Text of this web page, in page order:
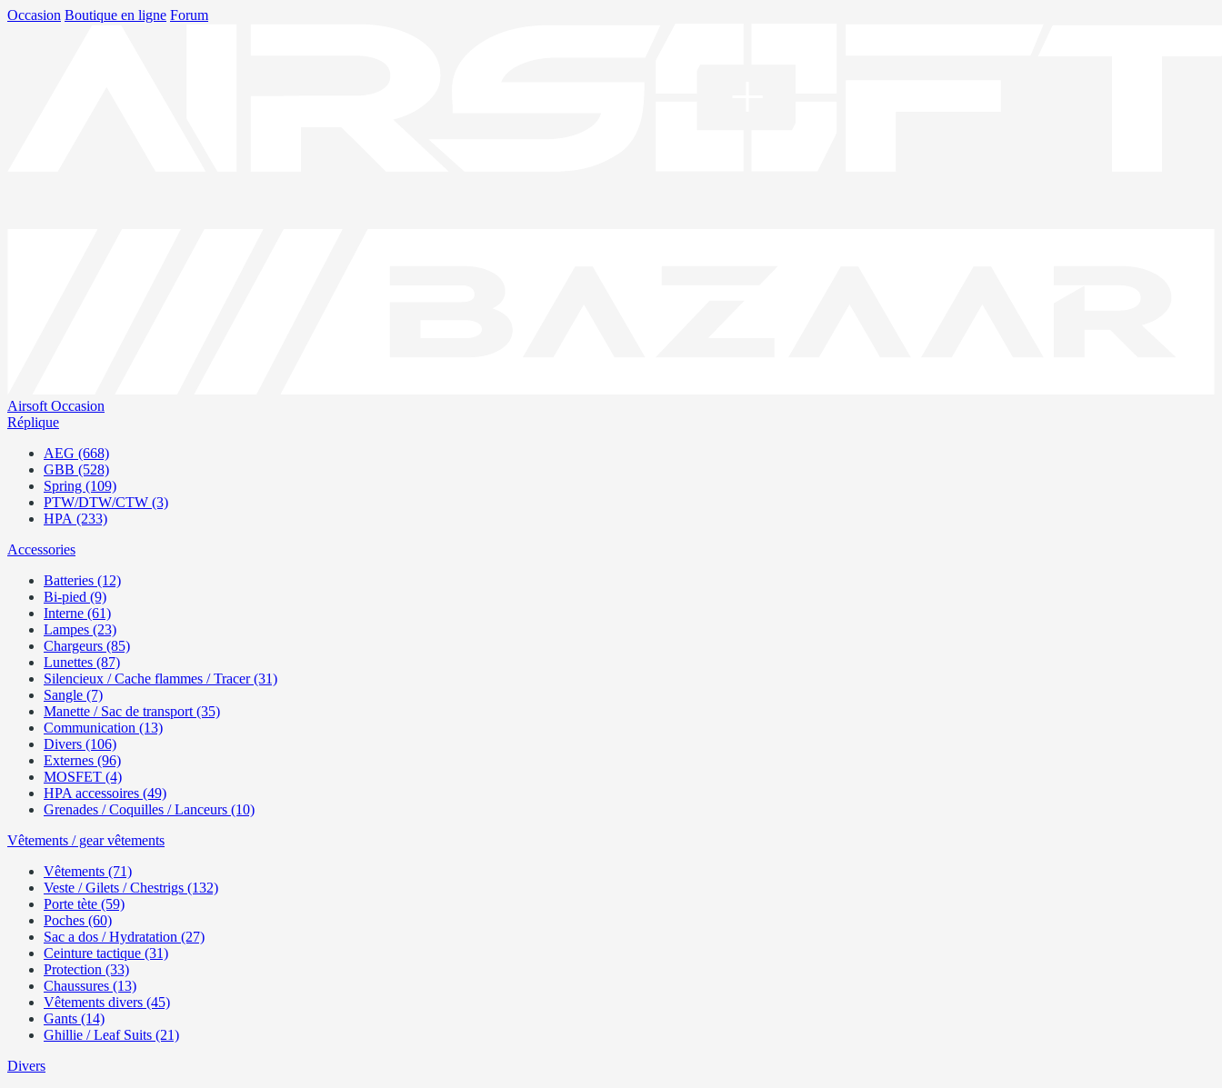
Occasion Boutique en ligne Forum
Airsoft Occasion
Réplique
AEG (668)
GBB (528)
Spring (109)
PTW/DTW/CTW (3)
HPA (233)
Accessories
Batteries (12)
Bi-pied (9)
Interne (61)
Lampes (23)
Chargeurs (85)
Lunettes (87)
Silencieux / Cache flammes / Tracer (31)
Sangle (7)
Manette / Sac de transport (35)
Communication (13)
Divers (106)
Externes (96)
MOSFET (4)
HPA accessoires (49)
Grenades / Coquilles / Lanceurs (10)
Vêtements / gear vêtements
Vêtements (71)
Veste / Gilets / Chestrigs (132)
Porte tète (59)
Poches (60)
Sac a dos / Hydratation (27)
Ceinture tactique (31)
Protection (33)
Chaussures (13)
Vêtements divers (45)
Gants (14)
Ghillie / Leaf Suits (21)
Divers